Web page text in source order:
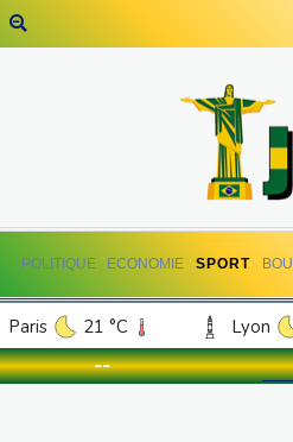
POLITIQUE ECONOMIE SPORT
Paris 21 °C Lyon
Luxembourg
16 °C
--